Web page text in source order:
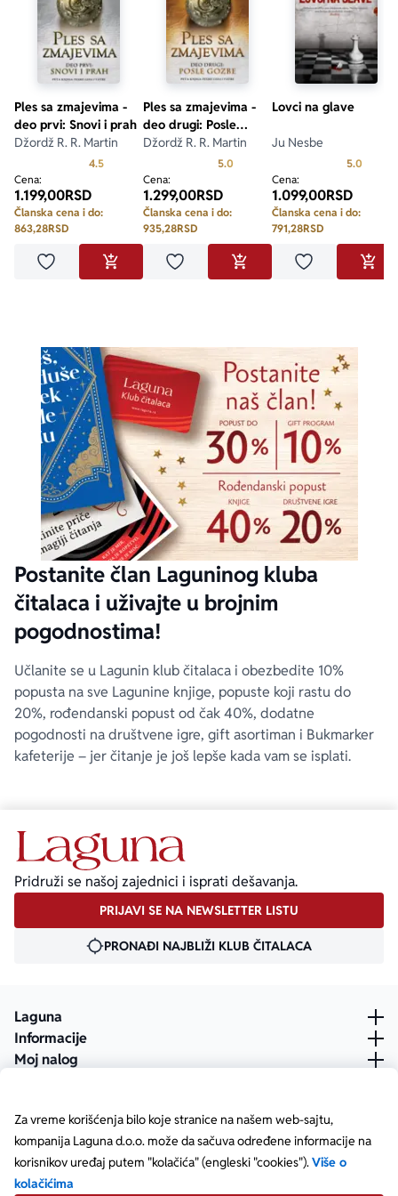
Za vreme korišćenja bilo koje stranice na našem web-sajtu,
kompanija Laguna d.o.o. može da sačuva određene informacije na
korisnikov uređaj putem "kolačića" (engleski "cookies").Više o
kolačićima
Ples sa zmajevima -
deo prvi: Snovi i prah
Džordž R. R. Martin
4.5Prosecna ocena je 4.5 od 5
Cena:
1.199,00RSD
Članska cena i do:
863,28RSD
Dodaj u omiljeneDODAJ U KORPU
Ples sa zmajevima -
deo drugi: Posle
gozbe
Džordž R. R. Martin
5.0 Prosecna ocena je 5.0 od 5
Cena:
1.299,00RSD
Članska cena i do:
935,28RSD
Dodaj u omiljeneDODAJ U KORPU
Lovci na glave
Ju Nesbe
5.0
Cena:
1.099,00RSD
Članska cena i do:
791,28RSD
Dodaj u
Postanite član Laguninog kluba
čitalaca i uživajte u brojnim
pogodnostima!
Učlanite se u Lagunin klub čitalaca i obezbedite 10%
popusta na sve Lagunine knjige, popuste koji rastu do
20%, rođendanski popust od čak 40%, dodatne
pogodnosti na društvene igre, gift asortiman i Bukmarker
kafeterije – jer čitanje je još lepše kada vam se isplati.
Pridruži se našoj zajednici i isprati dešavanja.
PRIJAVI SE NA NEWSLETTER LISTU
PRONAĐI NAJBLIŽI KLUB ČITALACA
Laguna
Informacije
Moj nalog